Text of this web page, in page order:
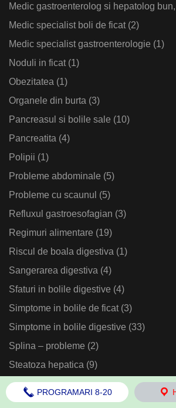
Medic gastroenterolog si hepatolog
Medic specialist boli de ficat(2)
Medic specialist gastroenterologie (1)
Noduli in ficat(1)
Obezitatea (1)
Organele din burta (3)
Pancreasul si bolile sale (10)
Pancreatita (4)
Polipii (1)
Probleme abdominale (5)
Probleme cu scaunul (5)
Refluxul gastroesofagian (3)
Regimuri alimentare (19)
Riscul de boala digestiva (1)
Sangerarea digestiva (4)
Sfaturi in bolile digestive (4)
Simptome in bolile de ficat(3)
Simptome in bolile digestive (33)
Splina – probleme (2)
Steatoza hepatica (9)
Stomacul si bolile sale(17)
Supravietuirea in bolile digestive(3)
PROGRAMARI 8-20